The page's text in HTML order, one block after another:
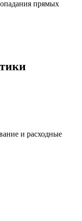
прямых
и расходные